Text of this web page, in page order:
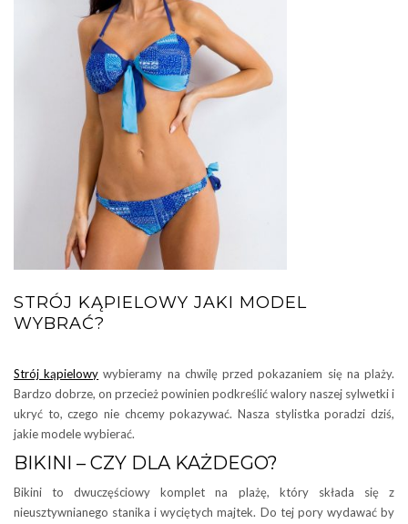
STRÓJ KĄPIELOWY JAKI MODEL
WYBRAĆ?
Strój kąpielowy wybieramy na chwilę przed pokazaniem się na plaży.
Bardzo dobrze, on przecież powinien podkreślić walory naszej sylwetki i
ukryć to, czego nie chcemy pokazywać. Nasza stylistka poradzi dziś,
jakie modele wybierać.
BIKINI – CZY DLA KAŻDEGO?
Bikini to dwuczęściowy komplet na plażę, który składa się z
nieusztywnianego stanika i wyciętych majtek. Do tej pory wydawać by